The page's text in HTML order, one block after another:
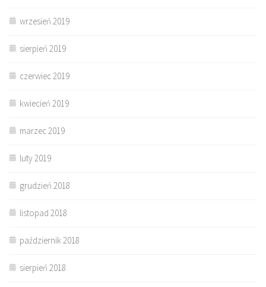
wrzesień 2019
sierpień 2019
czerwiec 2019
kwiecień 2019
marzec 2019
luty 2019
grudzień 2018
listopad 2018
październik 2018
sierpień 2018